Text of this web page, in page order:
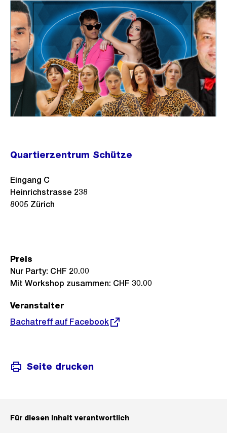
Quartierzentrum Schütze
Eingang C
Heinrichstrasse 238
8005 Zürich
Preis
Nur Party: CHF 20.00
Mit Workshop zusammen: CHF 30.00
Veranstalter
Externer
Bachatreff auf Facebook
Seite drucken
Für diesen Inhalt verantwortlich